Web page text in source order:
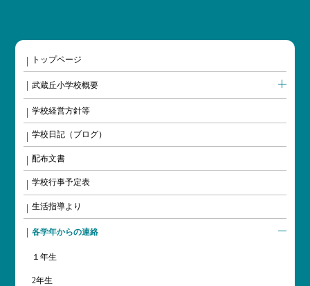
トップページ
武蔵丘小学校概要
学校経営方針等
学校日記（ブログ）
配布文書
学校行事予定表
生活指導より
各学年からの連絡
１年生
2年生